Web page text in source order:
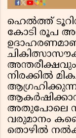
ഹെൽത്ത്
കോടി രൂപ
നിരക്കിൽ
ആഗ്രഹിക്കുന്ന
അതുപോലെ
വരുമാനം
തൊഴിൽ